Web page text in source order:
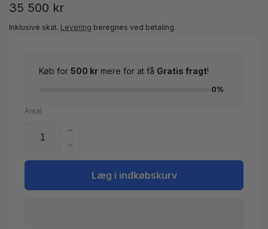
Normalpris
35 500 kr
Inklusive skat. Levering beregnes ved betaling.
Køb for 500 kr mere for at få Gratis fragt!
0%
Antal
Øg
antallet
for
Perfect
Reducer
antallet
Perfect
Læg i indkøbskurv